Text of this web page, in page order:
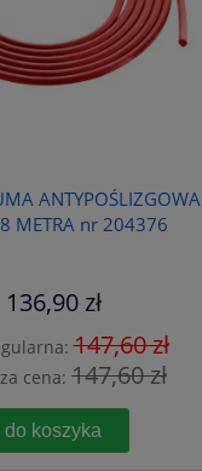
ANTYPOŚLIZGOWA
METRA nr 204376
136,90 zł
147,60 zł
cena: 147,60 zł
do koszyka